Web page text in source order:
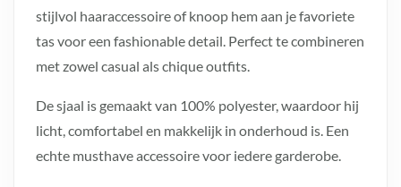
stijlvol haaraccessoire of knoop hem aan je favoriete
tas voor een fashionable detail. Perfect te combineren
met zowel casual als chique outfits.
De sjaal is gemaakt van 100% polyester, waardoor hij
licht, comfortabel en makkelijk in onderhoud is. Een
echte musthave accessoire voor iedere garderobe.